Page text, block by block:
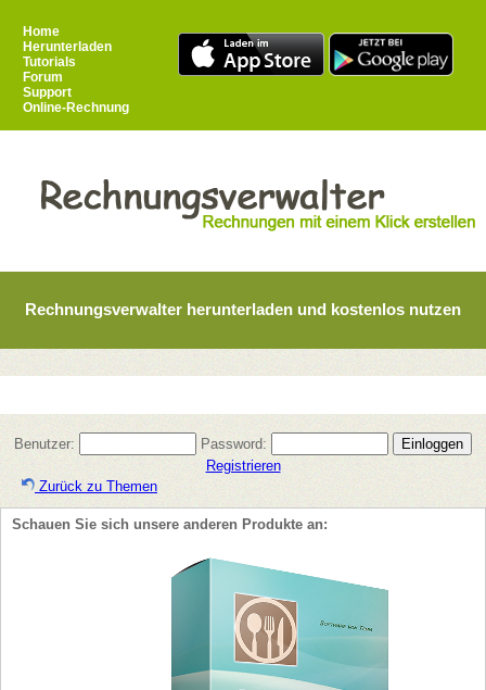
Home
Herunterladen
Tutorials
Forum
Support
Online-Rechnung
Rechnungsverwalter herunterladen und kostenlos nutzen
Benutzer:
Password:
Registrieren
Zurück zu Themen
Schauen Sie sich unsere anderen Produkte an: